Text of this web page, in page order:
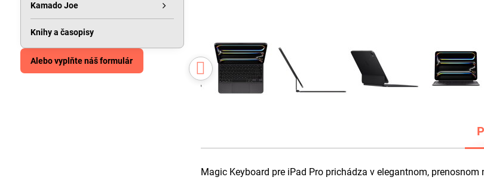
Magic Keyboard pre iPad Pro prichádza v elegantnom,
Kamado Joe
Knihy a časopisy
Alebo vyplňte náš formulár